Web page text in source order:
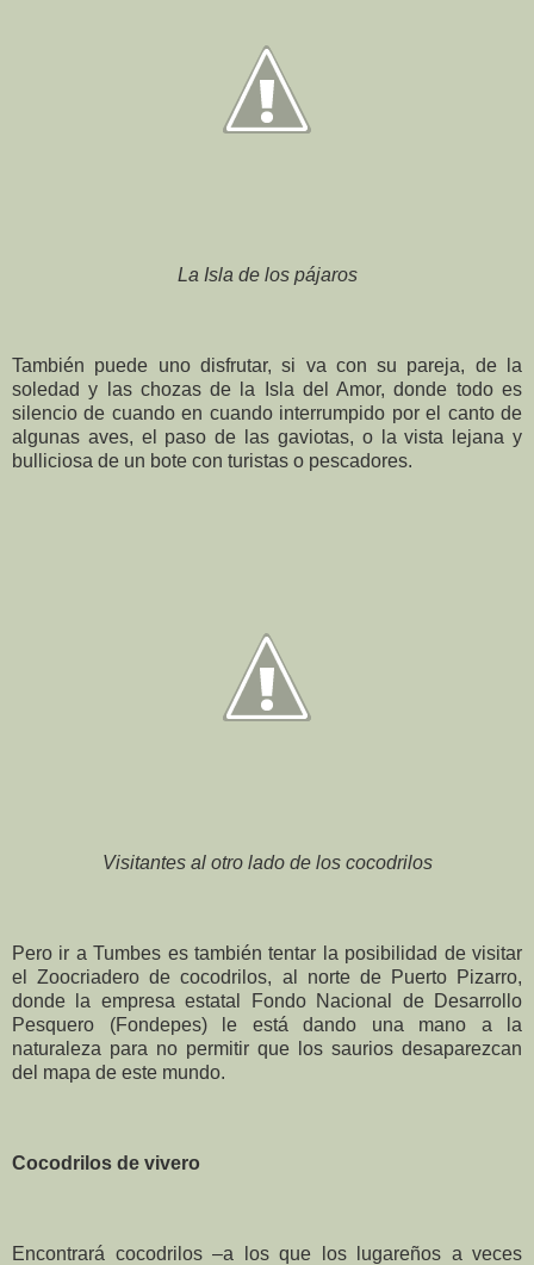
La Isla de los pájaros
También puede uno disfrutar, si va con su pareja, de la
soledad y las chozas de la Isla del Amor, donde todo es
silencio de cuando en cuando interrumpido por el canto de
algunas aves, el paso de las gaviotas, o la vista lejana y
bulliciosa de un bote con turistas o pescadores.
Visitantes al otro lado de los cocodrilos
Pero ir a Tumbes es también tentar la posibilidad de visitar
el Zoocriadero de cocodrilos, al norte de Puerto Pizarro,
donde la empresa estatal Fondo Nacional de Desarrollo
Pesquero (Fondepes) le está dando una mano a la
naturaleza para no permitir que los saurios desaparezcan
del mapa de este mundo.
Cocodrilos de vivero
Encontrará cocodrilos –a los que los lugareños a veces